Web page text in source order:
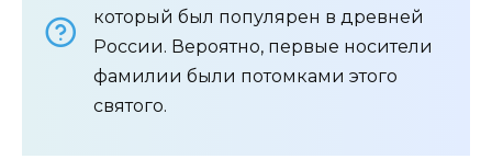
который был популярен в древней
России. Вероятно, первые носители
фамилии были потомками этого
святого.